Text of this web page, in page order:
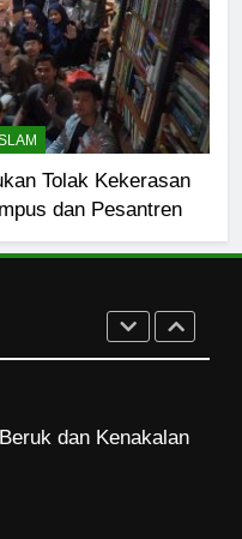
Tolak Kekerasan
dan Pesantren
Perasaan
dan Tipuan Diri
dan Kenakalan